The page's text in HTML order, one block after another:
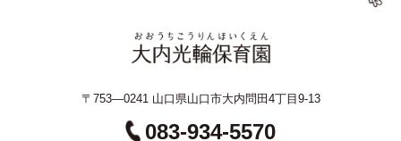
〒753—0241 山口県山口市大内問田4丁目9-13
083-934-5570